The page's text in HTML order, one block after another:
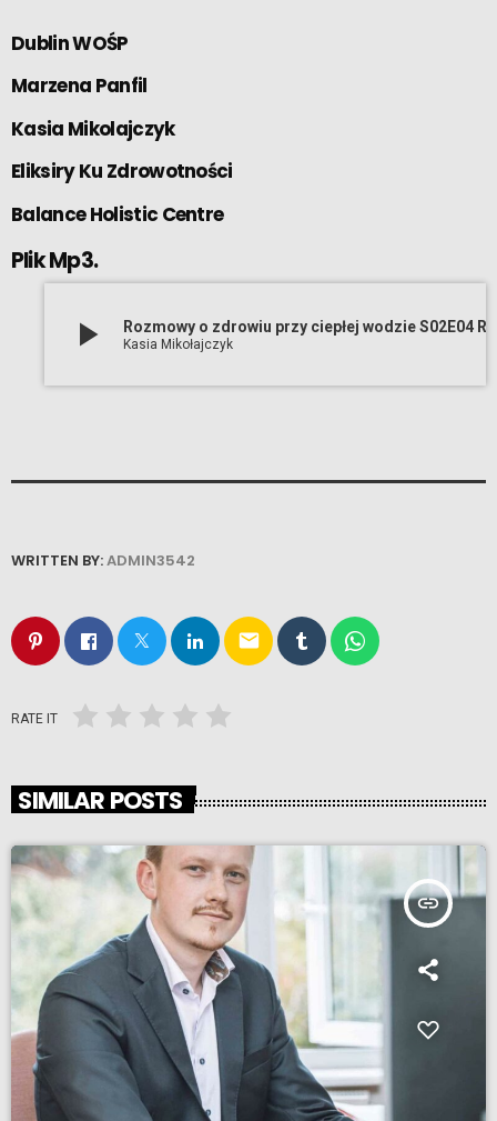
Dublin WOŚP
Marzena Panfil
Kasia Mikolajczyk
Eliksiry Ku Zdrowotności
Balance Holistic Centre
Plik Mp3.
play_arrow Kasia Mikołajczyk
WRITTEN BY:ADMIN3542
email
RATE IT
SIMILAR POSTS
insert_link